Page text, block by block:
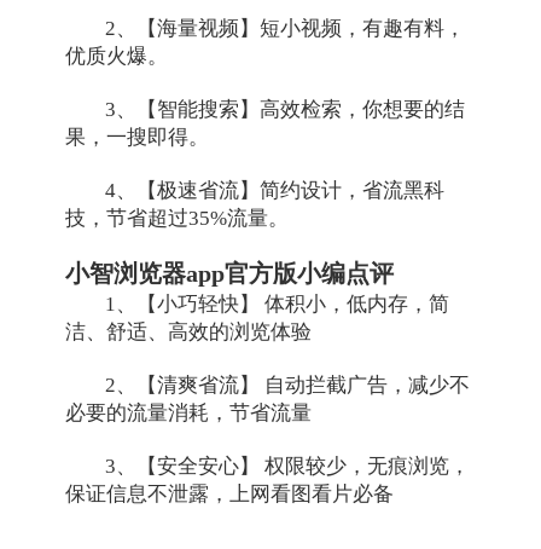
2、【海量视频】短小视频，有趣有料，
优质火爆。
3、【智能搜索】高效检索，你想要的结
果，一搜即得。
4、【极速省流】简约设计，省流黑科
技，节省超过35%流量。
小智浏览器app官方版小编点评
1、【小巧轻快】 体积小，低内存，简
洁、舒适、高效的浏览体验
2、【清爽省流】 自动拦截广告，减少不
必要的流量消耗，节省流量
3、【安全安心】 权限较少，无痕浏览，
保证信息不泄露，上网看图看片必备